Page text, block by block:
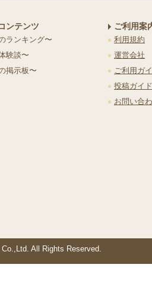
ンテンツ
ランキング〜
験談〜
掲示板〜
ご利用案
利用規約
運営会社
ご利用ガ
投稿ガイ
お問い合
All Rights Reserved.